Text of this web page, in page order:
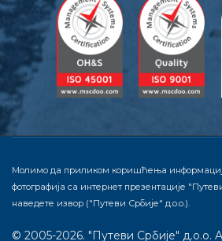
Молимо да приликом коришћења
фотографија са интернет презентације
наведете извор ("Путеви Србије" д.о.о.).
© 2005-2026. "Путеви Србије"